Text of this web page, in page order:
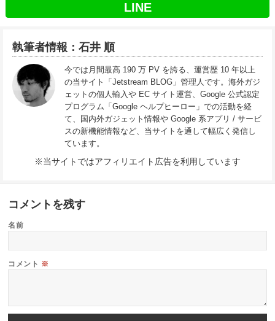
LINE
執筆者情報：石井 順
今では月間最高 190 万 PV を誇る、運営歴 10 年以上
の当サイト「Jetstream BLOG」管理人です。海外ガジ
ェットの個人輸入や EC サイト運営、Google 公式認定
プログラム「Google ヘルプヒーロー」での活動を経
て、国内外ガジェット情報や Google 系アプリ / サービ
スの新機能情報など、当サイトを通して幅広く発信し
ています。
※当サイトではアフィリエイト広告を利用しています
コメントを残す
名前
コメント ※